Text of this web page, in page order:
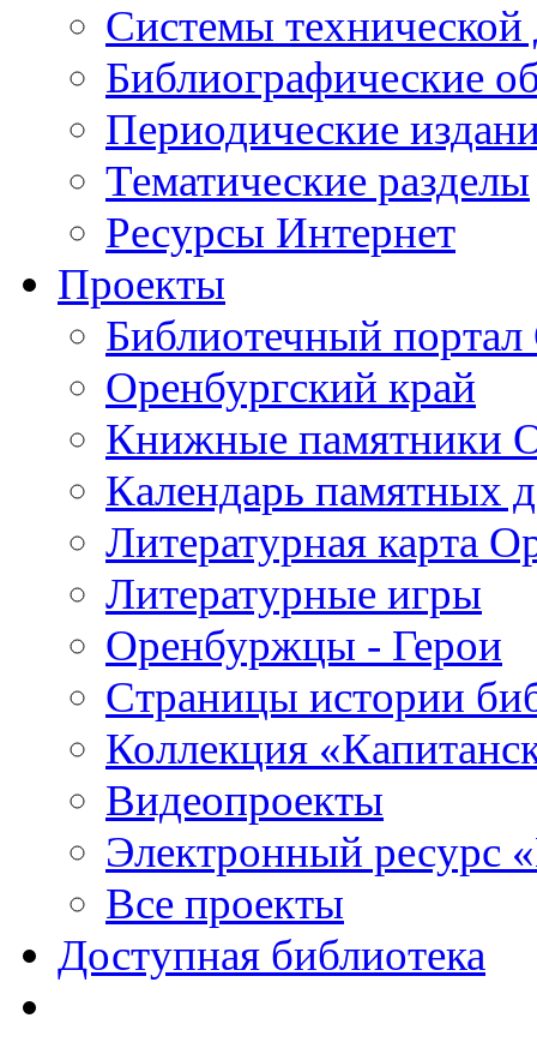
Cистемы
Библиографические
Периодические
Тематические разделы
Ресурсы Интернет
Проекты
Библиотечный портал
Оренбургский край
Книжные памятники
Календарь памятных
Литературная карта
Литературные игры
Оренбуржцы - Герои
Страницы истории
Коллекция
Видеопроекты
Электронный ресурс
Все проекты
Доступная библиотека